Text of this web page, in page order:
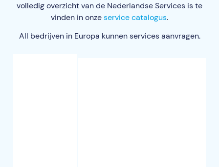
volledig overzicht van de Nederlandse Services is te
vinden in onzeservice catalogus.
All bedrijven in Europa kunnen services aanvragen.